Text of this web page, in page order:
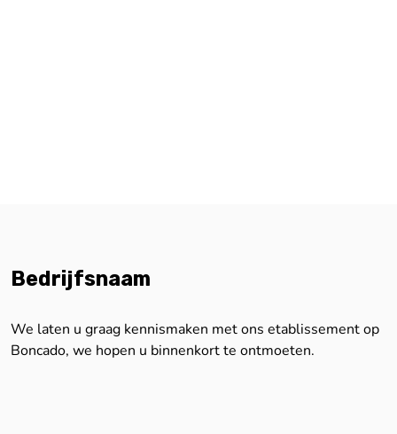
Bedrijfsnaam
We laten u graag kennismaken met ons etablissement op
Boncado, we hopen u binnenkort te ontmoeten.